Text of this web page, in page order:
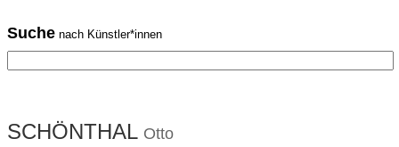
Suche nach Künstler*innen
SCHÖNTHAL Otto